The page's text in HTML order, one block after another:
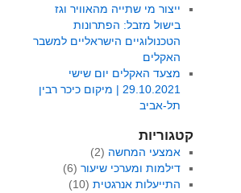
ייצור מי שתייה מהאוויר וגז
בישול מזבל: הפתרונות
הטכנולוגיים הישראליים למשבר
האקלים
מצעד האקלים יום שישי
29.10.2021 | מיקום כיכר רבין
תל-אביב
קטגוריות
אמצעי המחשה (2)
דילמות ומערכי שיעור(6)
התייעלות אנרגטית(10)